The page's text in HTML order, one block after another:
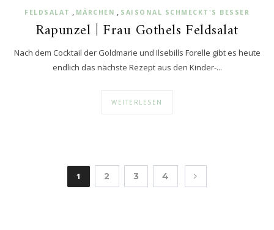
FELDSALAT , MÄRCHEN , SAISONAL SCHMECKT'S BESSER
Rapunzel | Frau Gothels Feldsalat
Nach dem Cocktail der Goldmarie und Ilsebills Forelle gibt es heute
endlich das nächste Rezept aus den Kinder-...
WEITERLESEN
1 2 3 4